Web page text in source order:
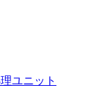
ユニット